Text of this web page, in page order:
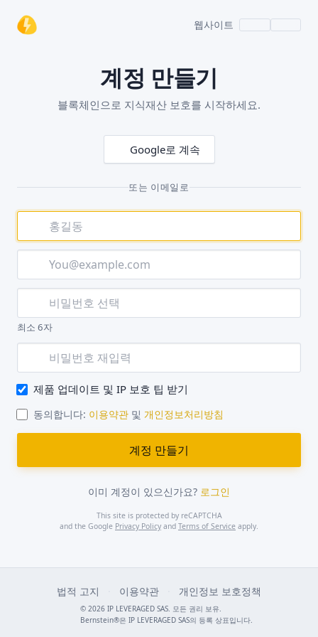
웹사이트
계정 만들기
블록체인으로 지식재산 보호를 시작하세요.
Google로 계속
또는 이메일로
최소 6자
제품 업데이트 및 IP 보호 팁 받기
동의합니다: 이용약관및 개인정보처리방침
이미 계정이 있으신가요? 로그인
This site is protected by reCAPTCHA
and the Google Privacy Policy and Terms of Service apply.
© 2026 IP LEVERAGED SAS. 모든 권리 보유.
Bernstein®은 IP LEVERAGED SAS의 등록 상표입니다.
법적 고지 이용약관 개인정보 보호정책